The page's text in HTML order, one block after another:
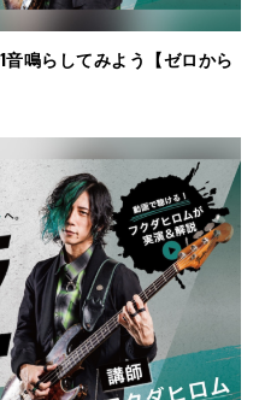
鳴らしてみよう【ゼロから